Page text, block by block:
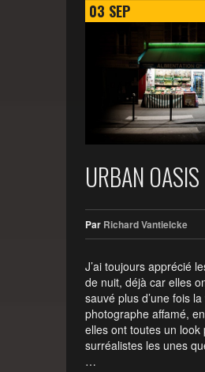
03 SEP
URBAN OASIS
Par Richard Vantielcke
J’ai toujours apprécié
de nuit, déjà car elles
sauvé plus d’une fois la
photographe affamé,
elles ont toutes un look
surréalistes les unes
…